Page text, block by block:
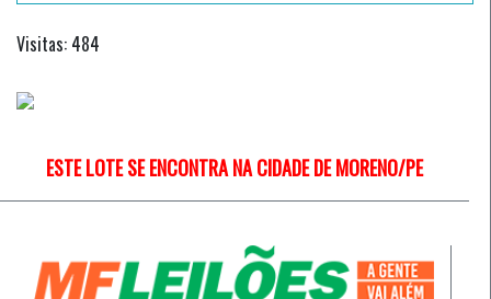
Visitas: 484
ESTE LOTE SE ENCONTRA NA CIDADE DE MORENO/PE